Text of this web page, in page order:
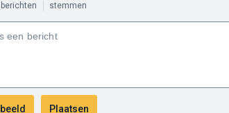
berichten stemmen